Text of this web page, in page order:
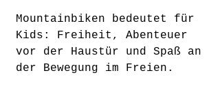
Mountainbiken bedeutet für
Kids: Freiheit, Abenteuer
vor der Haustür und Spaß an
der Bewegung im Freien.